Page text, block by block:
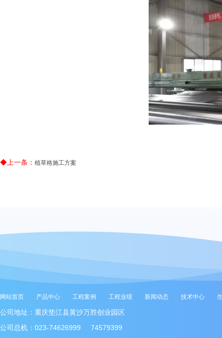
◆上一条： 植草格施工方案
网站首页 产品中心 工程案例 工程业绩 新闻动态 技术中心
公司地址：重庆垫江县黄沙万胜创业园区
公司总机：023-74626999 74579399